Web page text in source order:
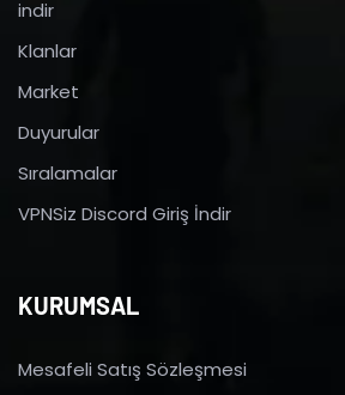
indir
Klanlar
Market
Duyurular
Sıralamalar
VPNSiz Discord Giriş İndir
KURUMSAL
Mesafeli Satış Sözleşmesi